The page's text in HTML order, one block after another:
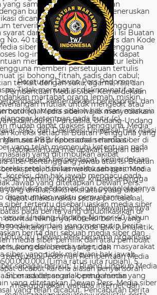
Peraturan Dewan Pers Pedoman
Pemberitaan Media Siber Kemerdekaan
kemerdekaan berekspresi, dan
pers adalah hak asasi manusia
dilindungi Pancasila, Undang-Undang
1945, dan Deklarasi Universal Hak Asasi
Manusia PBB. Keberadaan media siber di
Indonesia juga merupakan bagian dari
kemerdekaan berpendapat, kemerdekaan
berekspresi, dan kemerdekaan pers. Media
siber memiliki karakter khusus sehingga
pedoman agar pengelolaannya
dapat dilaksanakan secara profesional,
memenuhi fungsi, hak, dan kewajibannya
sesuai Undang-Undang Nomor 40 Tahun
tentang Pers dan Kode Etik Jurnalistik.
Untuk itu Dewan Pers bersama organisasi
pengelola media siber, dan masyarakat
menyusun Pedoman Pemberitaan Media
sebagai berikut: 1. Ruang Lingkup Media
Siber adalah segala bentuk media yang
menggunakan wahana internet dan